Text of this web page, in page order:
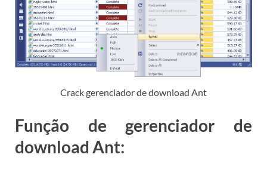
Crack gerenciador de download Ant
Função de gerenciador de
download Ant: